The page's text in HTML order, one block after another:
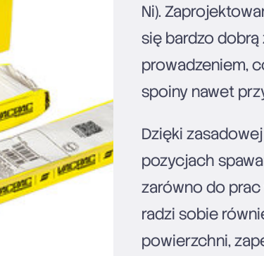
Ni).
się bardzo dobrą
prowadzeniem,
spoiny nawet
Dzięki
pozycjach
zarówno do
radzi sobie
powierzchni,